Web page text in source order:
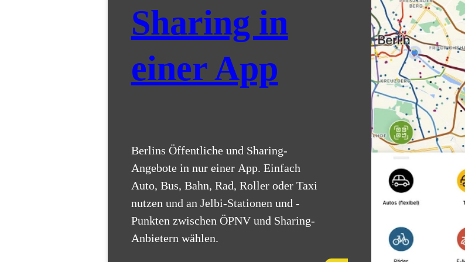
Sharing in
einer App
Berlins Öffentliche und Sharing-
Angebote in nur einer App. Einfach
Auto, Bus, Bahn, Rad, Roller oder Taxi
nutzen und an Jelbi-Stationen und -
Punkten zwischen ÖPNV und Sharing-
Anbietern wählen.